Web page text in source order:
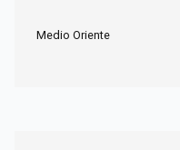
Medio Oriente